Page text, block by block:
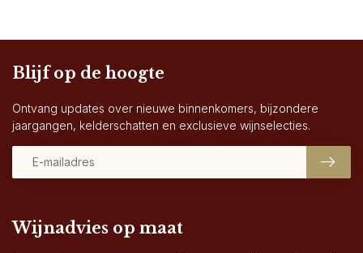
Wijnadvies op maat
Blijf op de hoogte
Ontvang updates over nieuwe binnenkomers, bijzondere
jaargangen, kelderschatten en exclusieve wijnselecties.